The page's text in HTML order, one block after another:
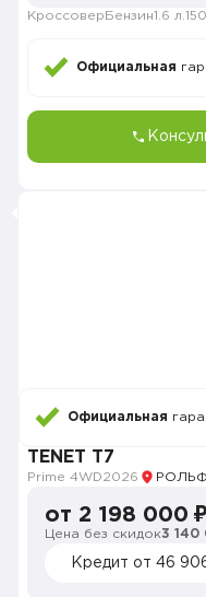
Кроссовер Бензин1.6 л.
Официальная
Официальная
TENET T7
Prime 4WD2026 РОЛЬФ
от 2 198 000 ₽
Цена без скидок3 140
Кредит от 46